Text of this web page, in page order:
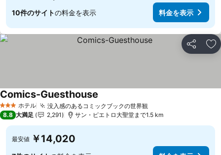
10件のサイトの料金を表示 料金を表示
シェア お
3 ホテルのランク
ホテル 没入感のあるコミックブックの世界観
Comics-Guesthouse
8.8 大満足 2,291 サン・ピエトロ大聖堂まで1.5 km
最安値 ￥14,020